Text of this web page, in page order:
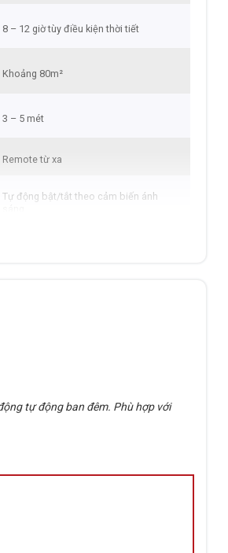
8 – 12 giờ tùy điều kiện thời tiết
Khoảng 80m²
3 – 5 mét
Remote từ xa
Tự động bật/tắt theo cảm biến ánh
tự động ban đêm. Phù hợp với